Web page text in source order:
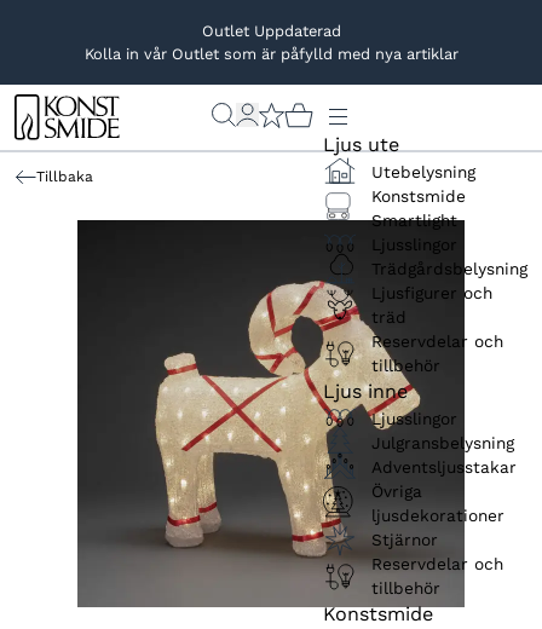
Outlet Uppdaterad
Kolla in vår Outlet som är påfylld med nya artiklar
Ljus ute
Utebelysning
Konstsmide
Smartlight
Ljusslingor
Trädgårdsbelysning
Ljusfigurer och
träd
Reservdelar och
tillbehör
Ljus inne
Ljusslingor
Julgransbelysning
Adventsljusstakar
Övriga
ljusdekorationer
Stjärnor
Reservdelar och
tillbehör
Konstsmide
Tillbaka